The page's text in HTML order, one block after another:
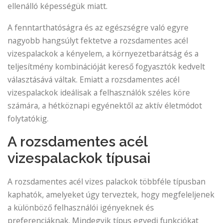
ellenálló képességük miatt.
A fenntarthatóságra és az egészségre való egyre
nagyobb hangsúlyt fektetve a rozsdamentes acél
vizespalackok a kényelem, a környezetbarátság és a
teljesítmény kombinációját kereső fogyasztók kedvelt
választásává váltak. Emiatt a rozsdamentes acél
vizespalackok ideálisak a felhasználók széles köre
számára, a hétköznapi egyénektől az aktív életmódot
folytatókig.
A rozsdamentes acél
vizespalackok típusai
A rozsdamentes acél vizes palackok többféle típusban
kaphatók, amelyeket úgy terveztek, hogy megfeleljenek
a különböző felhasználói igényeknek és
preferenciáknak. Mindegyik típus egyedi funkciókat